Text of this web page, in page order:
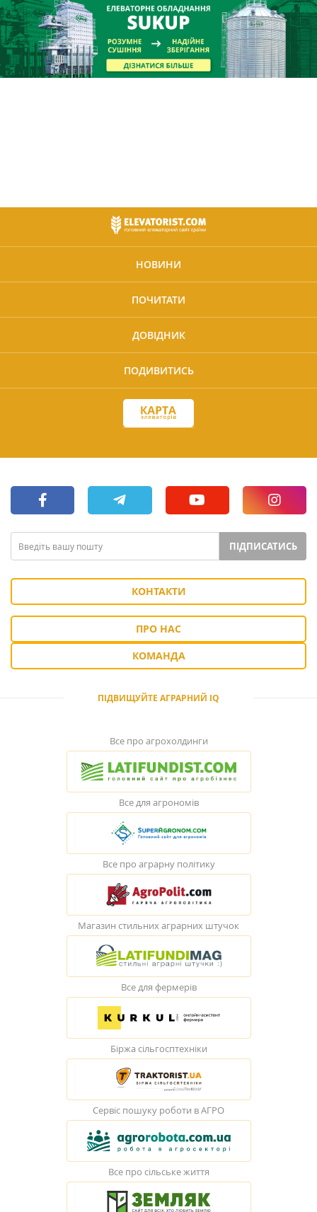
НОВИНИ
ПОЧИТАТИ
ДОВІДНИК
ПОДИВИТИСЬ
ПІДПИСАТИСЬ
КОНТАКТИ
ПРО НАС
КОМАНДА
ПІДВИЩУЙТЕ АГРАРНИЙ IQ
Все про агрохолдинги
Все для агрономів
Все про аграрну політику
Магазин стильних аграрних штучок
Все для фермерів
Біржа сільгосптехніки
Сервіс пошуку роботи в АГРО
Все про сільське життя